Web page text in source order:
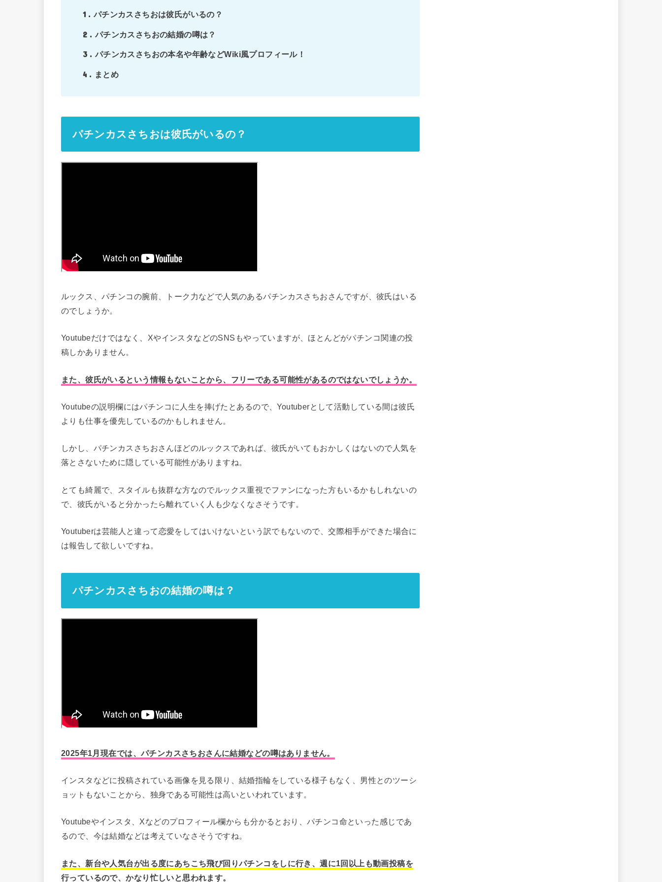
1 パチンカスさちおは彼氏がいるの？
2 パチンカスさちおの結婚の噂は？
3 パチンカスさちおの本名や年齢などWiki風プロフィール！
4 まとめ
パチンカスさちおは彼氏がいるの？
ルックス、パチンコの腕前、トーク力などで人気のあるパチンカスさちおさんですが、彼氏はいる
のでしょうか。
Youtubeだけではなく、XやインスタなどのSNSもやっていますが、ほとんどがパチンコ関連の投
稿しかありません。
また、彼氏がいるという情報もないことから、フリーである可能性があるのではないでしょうか。
Youtubeの説明欄にはパチンコに人生を捧げたとあるので、Youtuberとして活動している間は彼氏
よりも仕事を優先しているのかもしれません。
しかし、パチンカスさちおさんほどのルックスであれば、彼氏がいてもおかしくはないので人気を
落とさないために隠している可能性がありますね。
とても綺麗で、スタイルも抜群な方なのでルックス重視でファンになった方もいるかもしれないの
で、彼氏がいると分かったら離れていく人も少なくなさそうです。
Youtuberは芸能人と違って恋愛をしてはいけないという訳でもないので、交際相手ができた場合に
は報告して欲しいですね。
パチンカスさちおの結婚の噂は？
2025年1月現在では、パチンカスさちおさんに結婚などの噂はありません。
インスタなどに投稿されている画像を見る限り、結婚指輪をしている様子もなく、男性とのツーシ
ョットもないことから、独身である可能性は高いといわれています。
Youtubeやインスタ、Xなどのプロフィール欄からも分かるとおり、パチンコ命といった感じであ
るので、今は結婚などは考えていなさそうですね。
また、新台や人気台が出る度にあちこち飛び回りパチンコをしに行き、週に1回以上も動画投稿を
行っているので、かなり忙しいと思われます。